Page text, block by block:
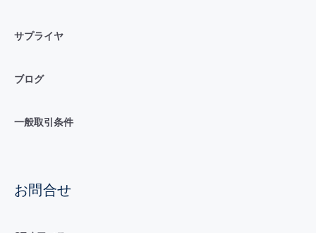
サプライヤ
ブログ
一般取引条件
お問合せ